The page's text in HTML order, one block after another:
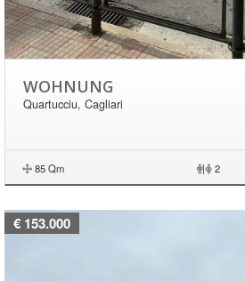
WOHNUNG
Quartucciu, Cagliari
85 Qm | 2
€ 153.000